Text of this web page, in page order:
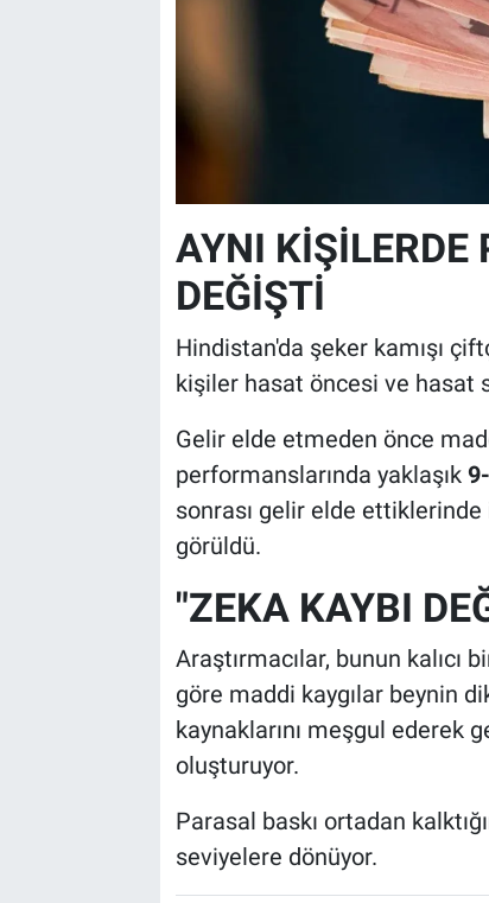
AYNI KİŞİLERDE
DEĞİŞTİ
Hindistan'da şeker kamışı
kişiler hasat öncesi ve hasat
Gelir elde etmeden önce
performanslarında yaklaşık
sonrası gelir elde
görüldü.
"ZEKA KAYBI
Araştırmacılar, bunun kalıcı
göre maddi kaygılar beynin
kaynaklarını meşgul ederek
oluşturuyor.
Parasal baskı ortadan
seviyelere dönüyor.